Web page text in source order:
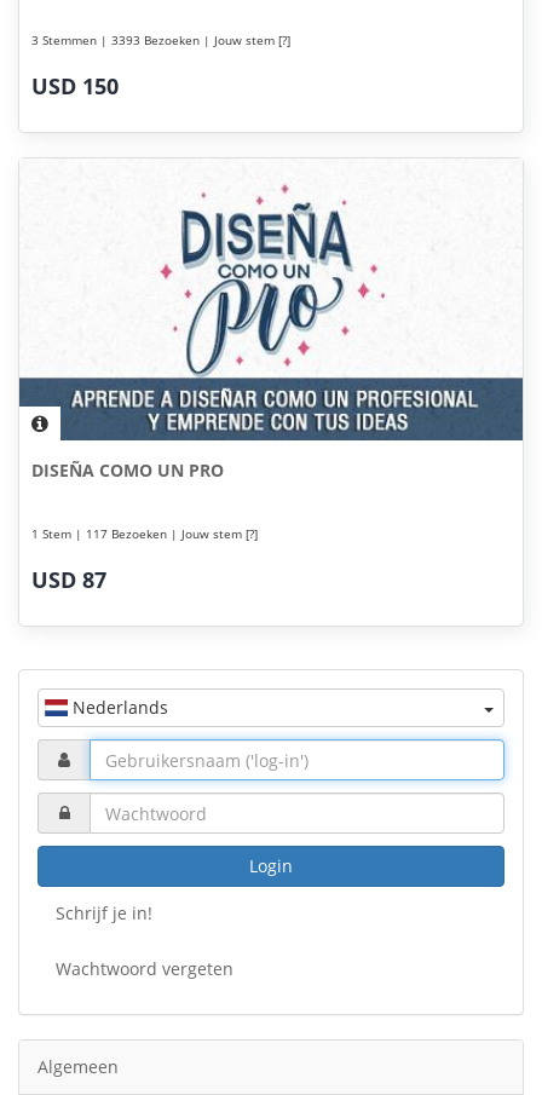
3 Stemmen | 3393 Bezoeken | Jouw stem [?]
USD 150
DISEÑA COMO UN PRO
1 Stem | 117 Bezoeken | Jouw stem [?]
USD 87
Nederlands
Login
Schrijf je in!
Wachtwoord vergeten
Algemeen